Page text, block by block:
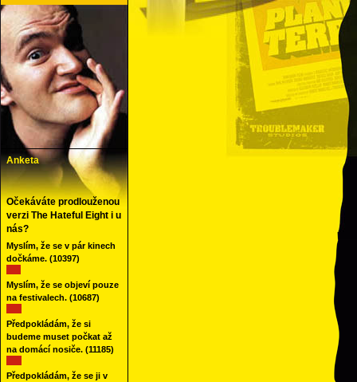
Anketa
Očekáváte prodlouženou
verzi The Hateful Eight i u
nás?
Myslím, že se v pár kinech
dočkáme. (10397)
Myslím, že se objeví pouze
na festivalech. (10687)
Předpokládám, že si
budeme muset počkat až
na domácí nosiče. (11185)
Předpokládám, že se ji v